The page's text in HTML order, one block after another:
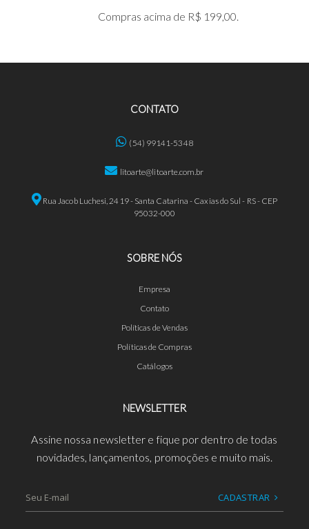
Compras acima de R$ 199,00.
CONTATO
(54) 99141-5348
litoarte@litoarte.com.br
Rua Jacob Luchesi, 2419 - Santa Catarina - Caxias do Sul - RS - CEP
95032-000
SOBRE NÓS
Empresa
Contato
Políticas de Vendas
Políticas de Compras
Catálogos
NEWSLETTER
Assine nossa newsletter e fique por dentro de todas
novidades, lançamentos, promoções e muito mais.
CADASTRAR